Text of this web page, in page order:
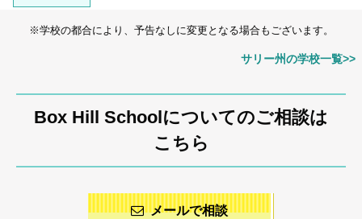
※学校の都合により、予告なしに変更となる場合もございます。
サリー州の学校一覧>>
Box Hill Schoolについてのご相談は
こちら
メールで相談